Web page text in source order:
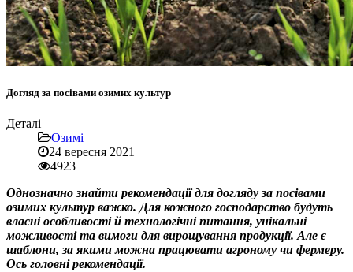
Догляд за посівами озимих культур
Деталі
Озимі
24 вересня 2021
4923
Однозначно знайти рекомендації для догляду за посівами
озимих культур важко. Для кожного господарство будуть
власні особливості й технологічні питання, унікальні
можливості та вимоги для вирощування продукції. Але є
шаблони, за якими можна працювати агроному чи фермеру.
Ось головні рекомендації.